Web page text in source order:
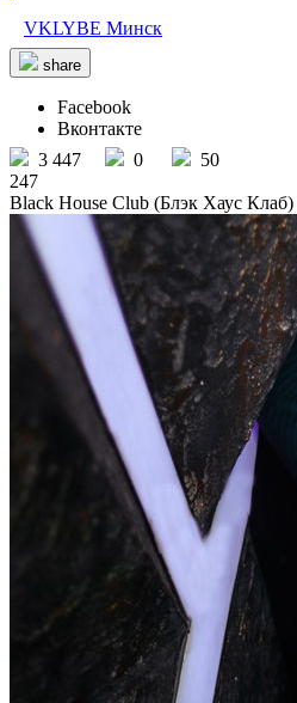
VKLYBE Минск
share
Facebook
Вконтакте
3 447
0
50
247
Black House Club (Блэк Хаус Клаб)